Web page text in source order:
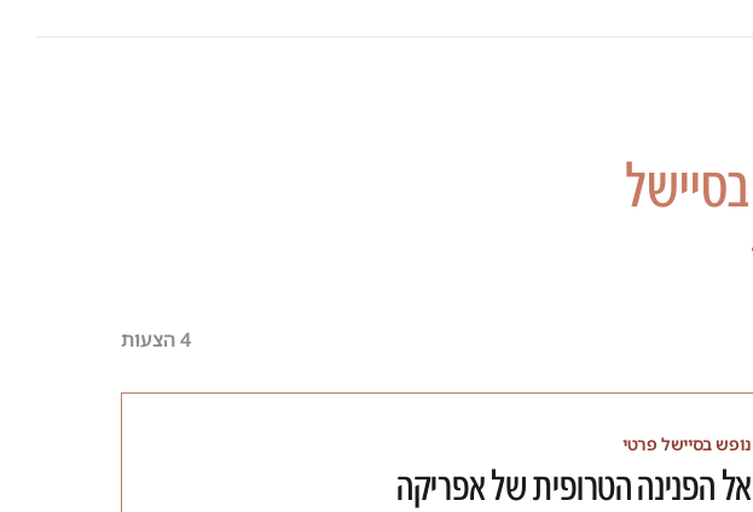
בסיישל
4 הצעות
נופש בסיישל פרטי
אל הפנינה הטרופית של אפריקה